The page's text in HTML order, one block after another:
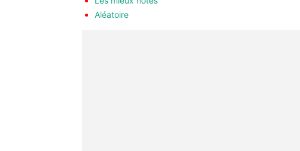
Aléatoire